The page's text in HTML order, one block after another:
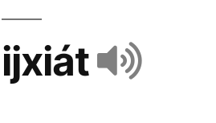
ijxiát